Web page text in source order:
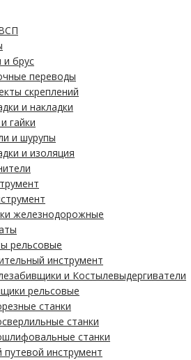
брус
переводы
скреплений
и накладки
гайки
и шурупы
и изоляция
железнодорожные
рельсовые
инструмент
и Костылевыдергиватели
рельсовые
станки
станки
станки
путевой инструмент